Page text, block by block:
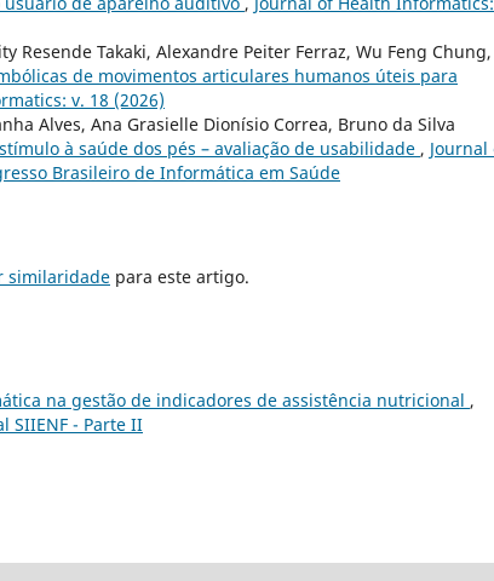
Resende Takaki, Alexandre Peiter Ferraz, Wu Feng Chung,
de movimentos articulares humanos úteis para
v. 18 (2026)
Alves, Ana Grasielle Dionísio Correa, Bruno da Silva
à saúde dos pés – avaliação de usabilidade , Journal
Brasileiro de Informática em Saúde
similaridade para este artigo.
na gestão de indicadores de assistência nutricional ,
SIIENF - Parte II